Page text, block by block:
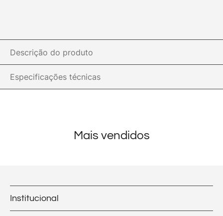
Descrição do produto
Especificações técnicas
Mais vendidos
Institucional